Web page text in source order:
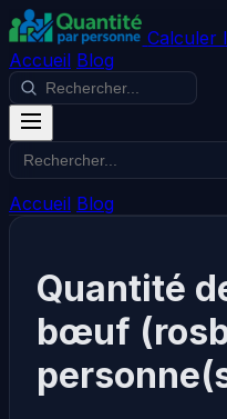
Calculer
Accueil Blog
Accueil Blog
Quantité
bœuf